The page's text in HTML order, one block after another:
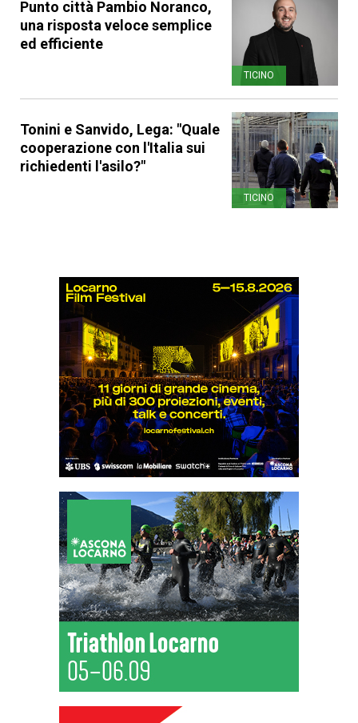
Punto città Pambio Noranco,
una risposta veloce semplice
ed efficiente
TICINO
Tonini e Sanvido, Lega: "Quale
cooperazione con l'Italia sui
richiedenti l'asilo?"
TICINO